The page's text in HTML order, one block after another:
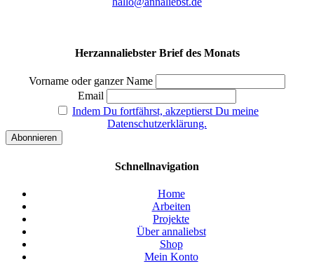
Herzannaliebster Brief des Monats
Vorname oder ganzer Name
Email
Indem Du fortfährst, akzeptierst Du meine
Datenschutzerklärung.
Schnellnavigation
Home
Arbeiten
Projekte
Über annaliebst
Shop
Mein Konto